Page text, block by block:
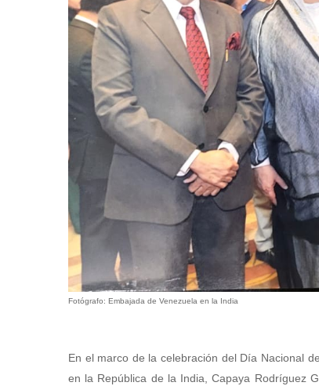
Fotógrafo: Embajada de Venezuela en la India
En el marco de la celebración del Día Nacional
en la República de la India, Capaya Rodríguez